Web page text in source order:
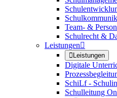
Team- &
Schulrecht &
Leistungen
Leistungen
Digitale
SchiLf -
Schulleitung